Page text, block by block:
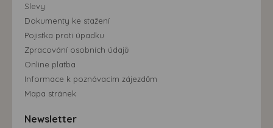
Slevy
Dokumenty ke stažení
Pojistka proti úpadku
Zpracování osobních údajů
Online platba
Informace k poznávacím zájezdům
Mapa stránek
Newsletter